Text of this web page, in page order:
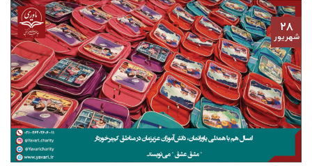
۲۸
شهریور